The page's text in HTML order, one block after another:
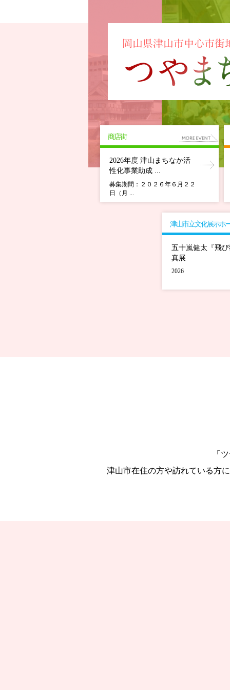
商店街
2026年度 津山まちなか活
性化事業助成 ...
募集期間：２０２６年６月２２
日（月 ...
津山市立文化展示ホ
五十嵐健太『飛
真展
2026
「
津山市在住の方や訪れている方